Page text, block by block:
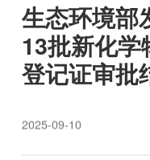
生态环境部
13批新化
登记证审批
2025-09-10